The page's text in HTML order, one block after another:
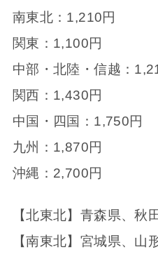
南東北：1,210円
関東：1,100円
中部・北陸・信越：
関西：1,430円
中国・四国：1,750円
九州：1,870円
沖縄：2,700円
【北東北】青森県、秋
【南東北】宮城県、山